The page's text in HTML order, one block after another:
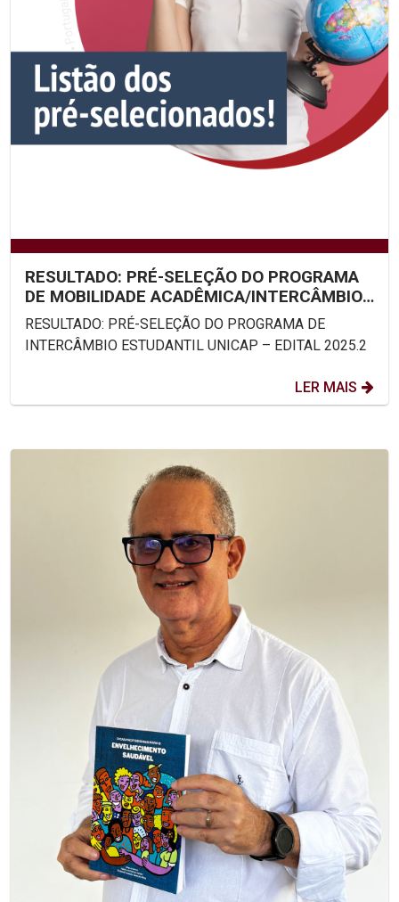
RESULTADO: PRÉ-SELEÇÃO DO PROGRAMA
DE MOBILIDADE ACADÊMICA/INTERCÂMBIO
ESTUDANTIL UNICAP – EDITAL...
RESULTADO: PRÉ-SELEÇÃO DO PROGRAMA DE
INTERCÂMBIO ESTUDANTIL UNICAP – EDITAL 2025.2
LER MAIS